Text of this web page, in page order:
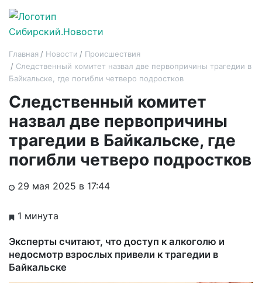
Главная Новости
Происшествия
Следственный комитет назвал две первопричины трагедии в
Байкальске, где погибли четверо подростков
Следственный комитет
назвал две первопричины
трагедии в Байкальске, где
погибли четверо подростков
29 мая 2025 в 17:44
1 минута
Эксперты считают, что доступ к алкоголю и
недосмотр взрослых привели к трагедии в
Байкальске